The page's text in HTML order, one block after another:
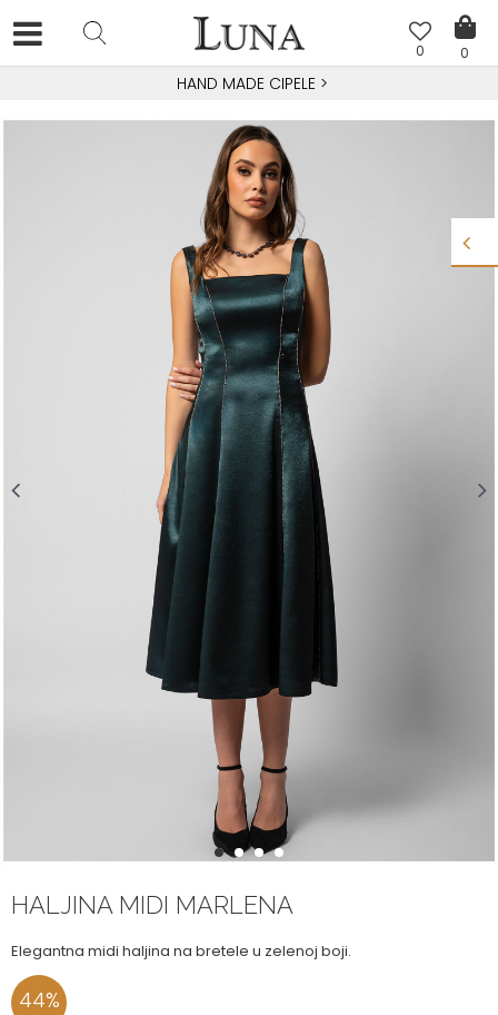
0
0
HAND MADE CIPELE >
1 2 3 4
HALJINA MIDI MARLENA
Elegantna midi haljina na bretele u zelenoj boji.
44%